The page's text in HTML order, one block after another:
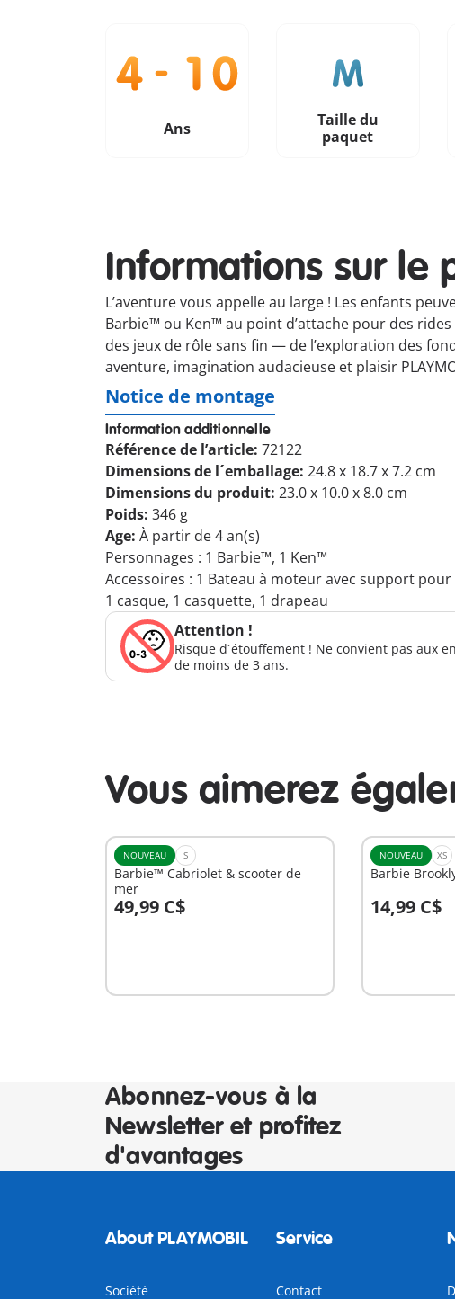
Ans
Taille du
paquet
Informations sur le
L’aventure vous appelle au large ! Les enfants
Barbie™ ou Ken™ au point d’attache pour des
des jeux de rôle sans fin — de l’exploration des
aventure, imagination audacieuse et plaisir
Notice de montage
Information additionnelle
Référence de l’article: 72122
Dimensions de l´emballage: 24.8 x 18.7 x 7.2 cm
Dimensions du produit: 23.0 x 10.0 x 8.0 cm
Poids: 346 g
Age: À partir de 4 an(s)
Personnages : 1 Barbie™, 1 Ken™
Accessoires : 1 Bateau à moteur avec support
1 casque, 1 casquette, 1 drapeau
Attention !
Risque d´étouffement ! Ne convient pas aux
de moins de 3 ans.
Vous aimerez
NOUVEAU S
Barbie™ Cabriolet & scooter de
mer
49,99 C$
Au panier
NOUVEAU XS
Barbie
14,99 C$
Au panier
Abonnez-vous à la
Newsletter et profitez
d'avantages
About PLAYMOBIL
Société
Service
Contact